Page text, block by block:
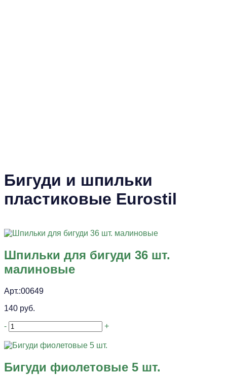
Бигуди и шпильки
пластиковые Eurostil
Шпильки для бигуди 36 шт.
малиновые
Арт.:00649
140 руб.
- +
Бигуди фиолетовые 5 шт.